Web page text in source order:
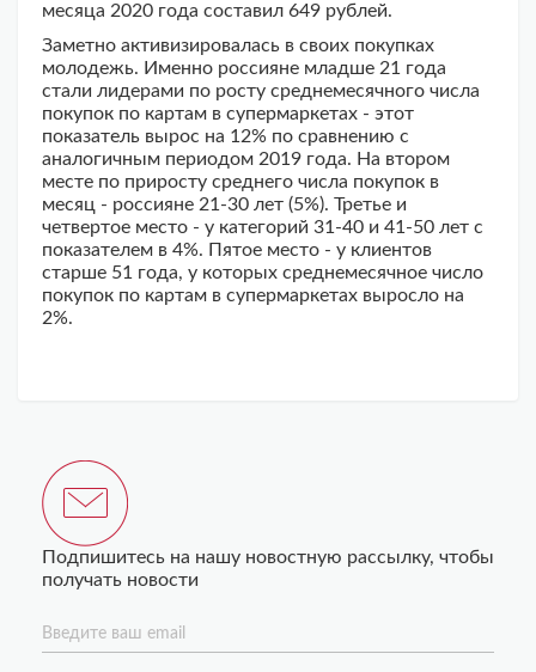
месяца 2020 года составил 649 рублей.
Заметно активизировалась в своих покупках
молодежь. Именно россияне младше 21 года
стали лидерами по росту среднемесячного числа
покупок по картам в супермаркетах - этот
показатель вырос на 12% по сравнению с
аналогичным периодом 2019 года. На втором
месте по приросту среднего числа покупок в
месяц - россияне 21-30 лет (5%). Третье и
четвертое место - у категорий 31-40 и 41-50 лет с
показателем в 4%. Пятое место - у клиентов
старше 51 года, у которых среднемесячное число
покупок по картам в супермаркетах выросло на
2%.
Подпишитесь на нашу новостную рассылку, чтобы
получать новости
Введите ваш email